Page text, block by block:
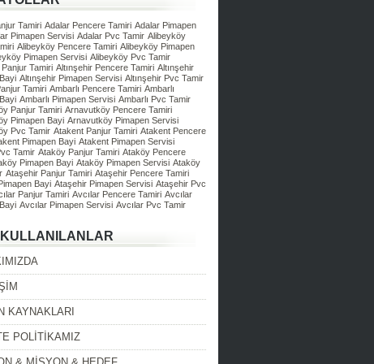
Tamiri Adalar Pencere Tamiri Adalar Pimapen
Pimapen Servisi Adalar Pvc Tamir Alibeyköy
Alibeyköy Pencere Tamiri Alibeyköy Pimapen
Pimapen Servisi Alibeyköy Pvc Tamir
Panjur Tamiri Altınşehir Pencere Tamiri Altınşehir
Altınşehir Pimapen Servisi Altınşehir Pvc Tamir
Tamiri Ambarlı Pencere Tamiri Ambarlı
Ambarlı Pimapen Servisi Ambarlı Pvc Tamir
Panjur Tamiri Arnavutköy Pencere Tamiri
Pimapen Bayi Arnavutköy Pimapen Servisi
Pvc Tamir Atakent Panjur Tamiri Atakent Pencere
Pimapen Bayi Atakent Pimapen Servisi
Tamir Ataköy Panjur Tamiri Ataköy Pencere
Pimapen Bayi Ataköy Pimapen Servisi Ataköy
Ataşehir Panjur Tamiri Ataşehir Pencere Tamiri
Bayi Ataşehir Pimapen Servisi Ataşehir Pvc
Panjur Tamiri Avcılar Pencere Tamiri Avcılar
Avcılar Pimapen Servisi Avcılar Pvc Tamir
KAYNAKLARI
POLİTİKAMIZ